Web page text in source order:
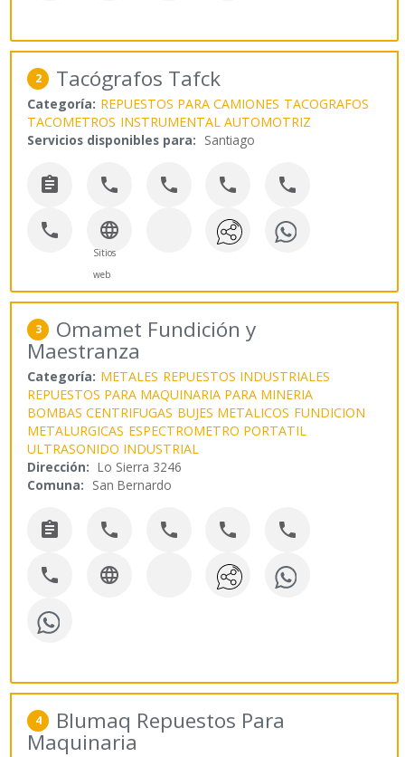
2 Tacógrafos Tafck
Categoría: REPUESTOS PARA CAMIONES TACOGRAFOS
TACOMETROS INSTRUMENTAL AUTOMOTRIZ
Servicios disponibles para: Santiago
    
 
Sitios
web
3 Omamet Fundición y
Maestranza
Categoría: METALES REPUESTOS INDUSTRIALES
REPUESTOS PARA MAQUINARIA PARA MINERIA
BOMBAS CENTRIFUGAS BUJES METALICOS FUNDICION
METALURGICAS ESPECTROMETRO PORTATIL
ULTRASONIDO INDUSTRIAL
Dirección: Lo Sierra 3246
Comuna: San Bernardo
    
 
4 Blumaq Repuestos Para
Maquinaria